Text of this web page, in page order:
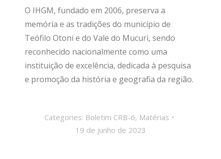
O IHGM, fundado em 2006, preserva a
memória e as tradições do município de
Teófilo Otoni e do Vale do Mucuri, sendo
reconhecido nacionalmente como uma
instituição de excelência, dedicada à pesquisa
e promoção da história e geografia da região.
Categories: Boletim CRB-6, Matérias
19 de junho de 2023